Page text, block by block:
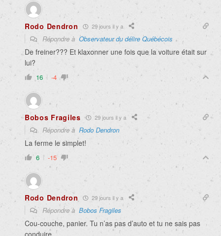
Rodo Dendron 29 jours il y a
Répondre à Observateur du délire Québécois
De freiner??? Et klaxonner une fois que la voiture était sur
lui?
16 -4
Bobos Fragiles 29 jours il y a
Répondre à Rodo Dendron
La ferme le simplet!
6 -15
Rodo Dendron 29 jours il y a
Répondre à Bobos Fragiles
Cou-couche, panier. Tu n’as pas d’auto et tu ne sais pas